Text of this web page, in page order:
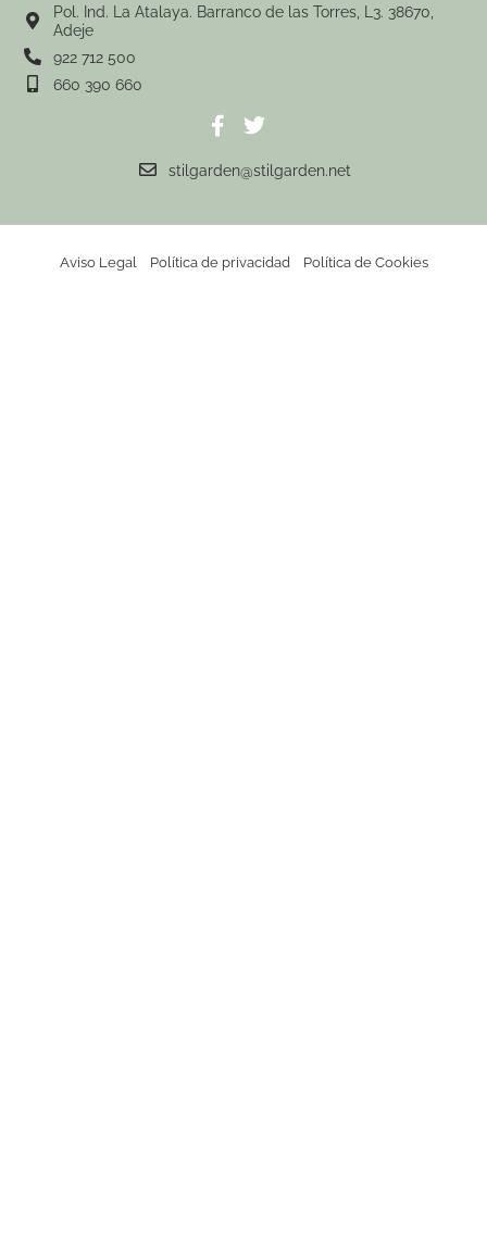
Pol. Ind. La Atalaya. Barranco de las Torres, L3. 38670,
Adeje
922 712 500
660 390 660
stilgarden@stilgarden.net
Aviso Legal Política de privacidad Política de Cookies